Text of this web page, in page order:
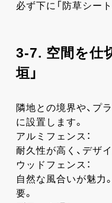
必ず下に「防草シー
3-7. 空間を仕
垣」
隣地との境界や、プ
に設置します。
アルミフェンス：
耐久性が高く、デザ
ウッドフェンス：
自然な風合いが魅力
要。